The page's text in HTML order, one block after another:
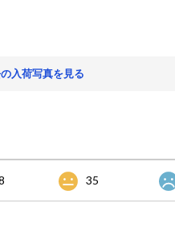
入荷写真を見る
35